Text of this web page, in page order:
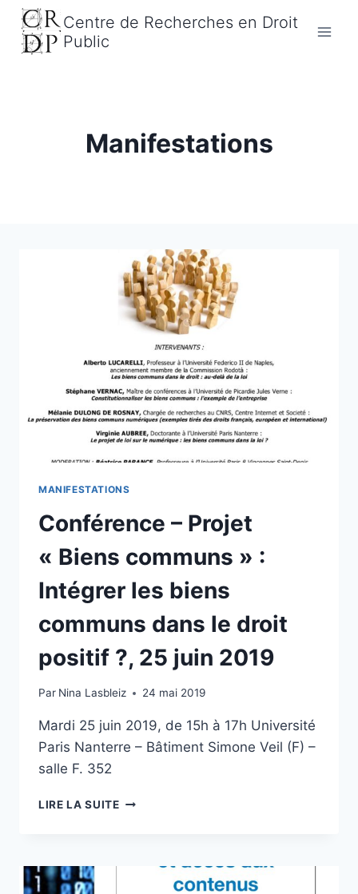
Aller
contenu
Centre de Recherches en Droit
Public
Manifestations
MANIFESTATIONS
Conférence – Projet
« Biens communs » :
Intégrer les biens
communs dans le droit
positif ?, 25 juin 2019
Par Nina Lasbleiz 24 mai 2019
Mardi 25 juin 2019, de 15h à 17h Université
Paris Nanterre – Bâtiment Simone Veil (F) –
salle F. 352
LIRE LA SUITECONFÉRENCE
COMMUNS »